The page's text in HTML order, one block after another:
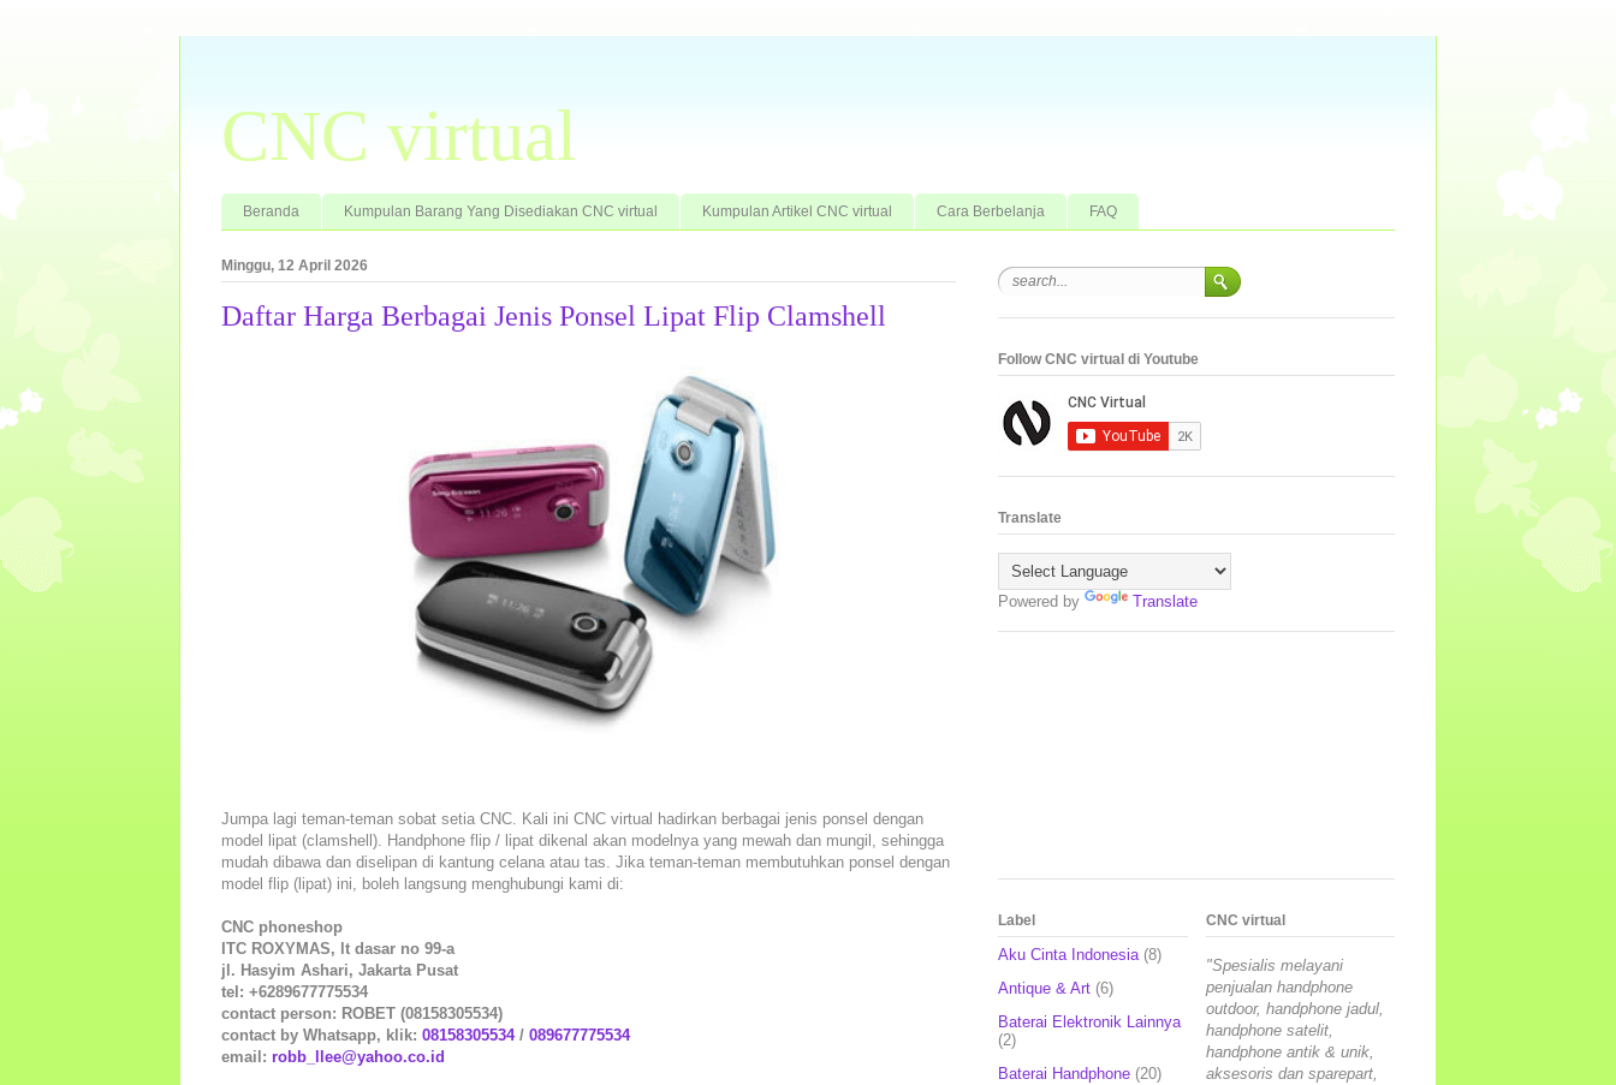
CNC virtual
Beranda Kumpulan Barang Yang Disediakan CNC virtual Kumpulan Artikel CNC virtual Cara Berbelanja FAQ
Minggu, 12 April 2026
Daftar Harga Berbagai Jenis Ponsel Lipat Flip Clamshell
Jumpa lagi teman-teman sobat setia CNC. Kali ini CNC virtual hadirkan berbagai jenis ponsel dengan
model lipat (clamshell). Handphone flip / lipat dikenal akan modelnya yang mewah dan mungil, sehingga
mudah dibawa dan diselipan di kantung celana atau tas. Jika teman-teman membutuhkan ponsel dengan
model flip (lipat) ini, boleh langsung menghubungi kami di:
CNC phoneshop
ITC ROXYMAS, lt dasar no 99-a
jl. Hasyim Ashari, Jakarta Pusat
tel: +6289677775534
contact person: ROBET (08158305534)
contact by Whatsapp, klik: 08158305534/ 089677775534
email: robb_llee@yahoo.co.id
Follow CNC virtual di Youtube
Translate
Powered by Translate
Label
Aku Cinta Indonesia (8)
Antique & Art (6)
Baterai Elektronik Lainnya
(2)
Baterai Handphone (20)
CNC virtual
"Spesialis melayani
penjualan handphone
outdoor, handphone jadul,
handphone satelit,
handphone antik & unik,
aksesoris dan sparepart,